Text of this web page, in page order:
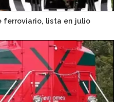
ferroviario, lista en julio